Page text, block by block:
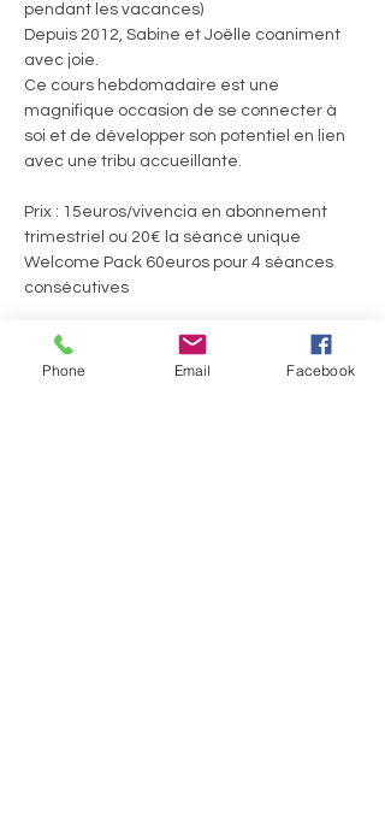
pendant les vacances)
Depuis 2012, Sabine et Joëlle coaniment
avec joie.
Ce cours hebdomadaire est une
magnifique occasion de se connecter à
soi et de développer son potentiel en lien
avec une tribu accueillante.
Prix : 15euros/vivencia en abonnement
trimestriel ou 20€ la séance unique
Welcome Pack 60euros pour 4 séances
consécutives
Ils.Elles témoignent :
Afficher plus
Phone Email Facebook